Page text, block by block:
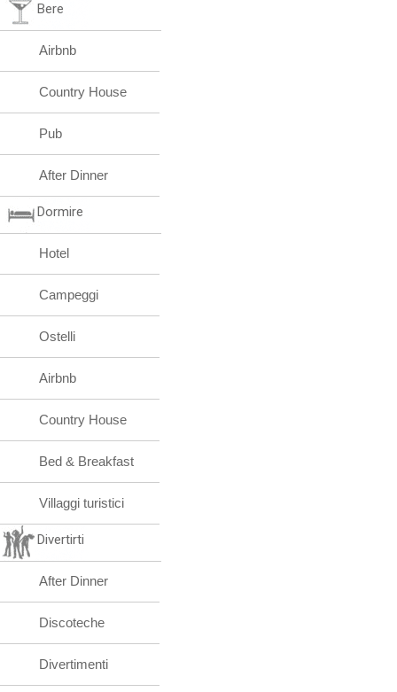
Bere
Airbnb
Country House
Pub
After Dinner
Dormire
Hotel
Campeggi
Ostelli
Airbnb
Country House
Bed & Breakfast
Villaggi turistici
Divertirti
After Dinner
Discoteche
Divertimenti